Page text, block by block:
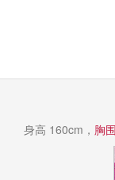
身高 160cm， 胸